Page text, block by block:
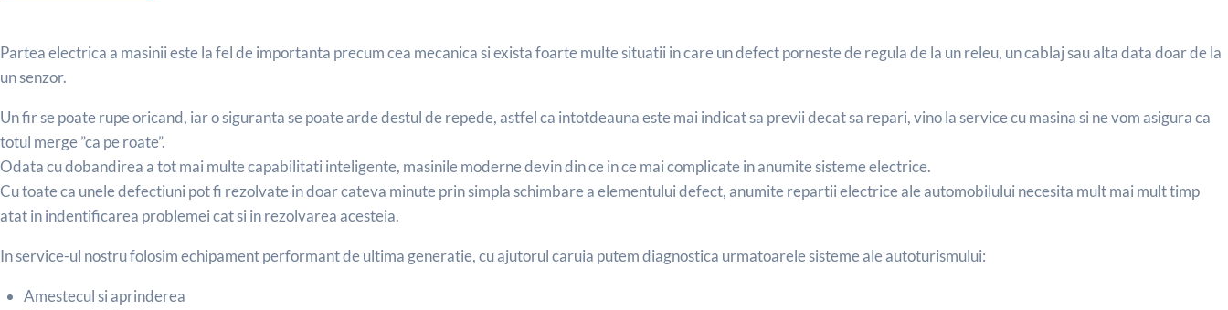
Partea electrica a masinii este la fel de importanta precum cea mecanica si exista foarte multe situatii in care un defect porneste de regula de la un releu, un cablaj sau alta data doar de la
un senzor.
Un fir se poate rupe oricand, iar o siguranta se poate arde destul de repede, astfel ca intotdeauna este mai indicat sa previi decat sa repari, vino la service cu masina si ne vom asigura ca
totul merge ”ca pe roate”.
Odata cu dobandirea a tot mai multe capabilitati inteligente, masinile moderne devin din ce in ce mai complicate in anumite sisteme electrice.
Cu toate ca unele defectiuni pot fi rezolvate in doar cateva minute prin simpla schimbare a elementului defect, anumite repartii electrice ale automobilului necesita mult mai mult timp
atat in indentificarea problemei cat si in rezolvarea acesteia.
In service-ul nostrufolosim echipament performant de ultima generatie, cu ajutorul caruia putem diagnostica urmatoarele sisteme ale autoturismului:
Amestecul si aprinderea